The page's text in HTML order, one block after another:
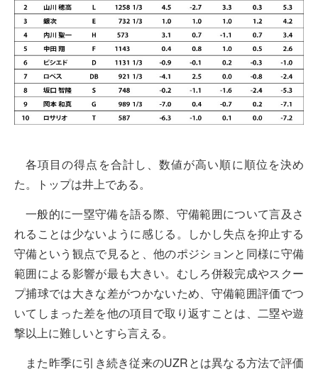
各項目の得点を合計し、数値が高い順に順位を決め
た。トップは井上である。
一般的に一塁守備を語る際、守備範囲について言及さ
れることは少ないように感じる。しかし失点を抑止する
守備という観点で見ると、他のポジションと同様に守備
範囲による影響が最も大きい。むしろ併殺完成やスクー
プ捕球では大きな差がつかないため、守備範囲評価でつ
いてしまった差を他の項目で取り返すことは、二塁や遊
撃以上に難しいとすら言える。
また昨季に引き続き従来のUZRとは異なる方法で評価